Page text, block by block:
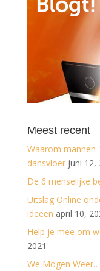
Meest recent
Waarom mannen
dansvloer juni 12,
De 6 menselijke
Uitslag Online
ideeën april 10,
Help je mee om
2021
We Mogen